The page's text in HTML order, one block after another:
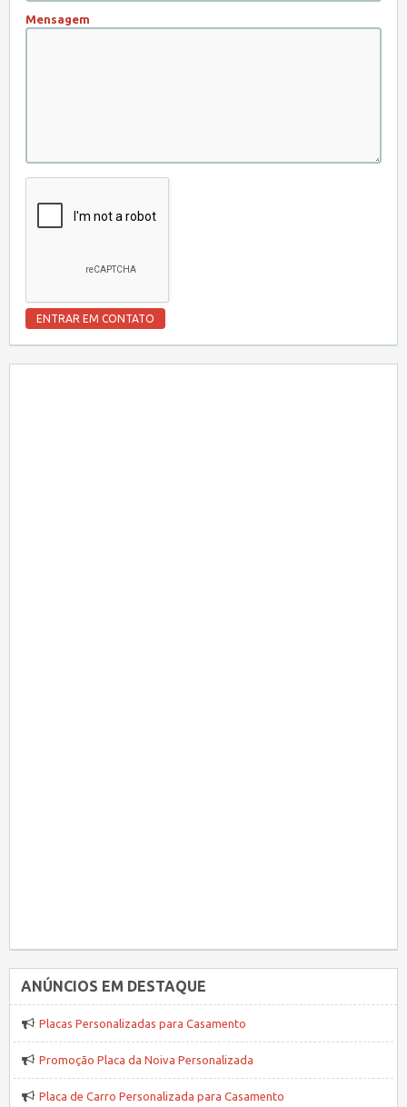
Mensagem
ANÚNCIOS EM DESTAQUE
Placas Personalizadas para Casamento
Promoção Placa da Noiva Personalizada
Placa de Carro Personalizada para Casamento